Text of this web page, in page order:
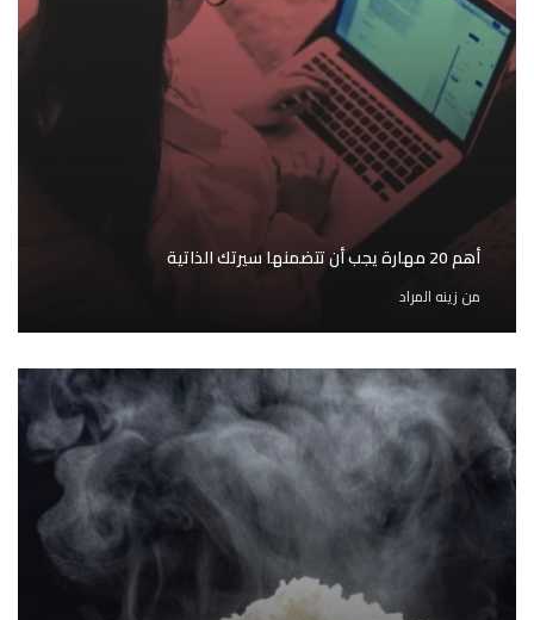
أهم 20 مهارة يجب أن تتضمنها سيرتك الذاتية
من زينه المراد